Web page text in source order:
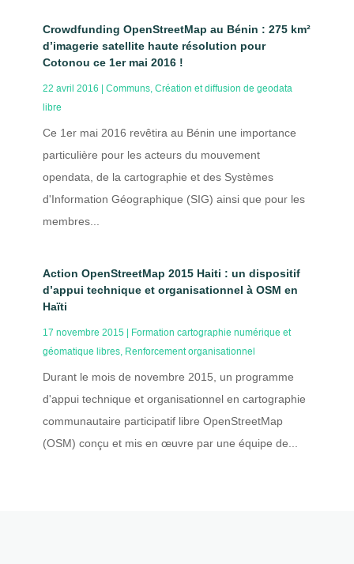
Crowdfunding OpenStreetMap au Bénin : 275 km²
d’imagerie satellite haute résolution pour
Cotonou ce 1er mai 2016 !
22 avril 2016 | Communs, Création et diffusion de geodata
libre
Ce 1er mai 2016 revêtira au Bénin une importance
particulière pour les acteurs du mouvement
opendata, de la cartographie et des Systèmes
d'Information Géographique (SIG) ainsi que pour les
membres...
Action OpenStreetMap 2015 Haiti : un dispositif
d’appui technique et organisationnel à OSM en
Haïti
17 novembre 2015 | Formation cartographie numérique et
géomatique libres, Renforcement organisationnel
Durant le mois de novembre 2015, un programme
d'appui technique et organisationnel en cartographie
communautaire participatif libre OpenStreetMap
(OSM) conçu et mis en œuvre par une équipe de...